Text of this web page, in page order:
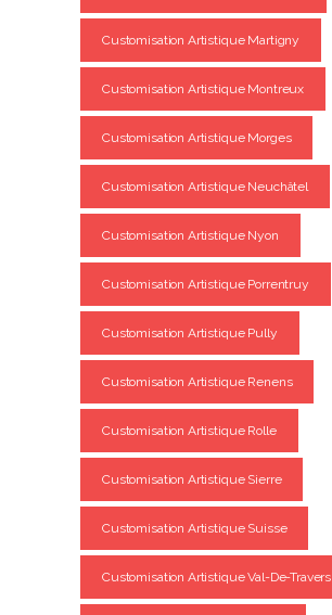
Customisation Artistique Martigny
Customisation Artistique Montreux
Customisation Artistique Morges
Customisation Artistique Neuchâtel
Customisation Artistique Nyon
Customisation Artistique Porrentruy
Customisation Artistique Pully
Customisation Artistique Renens
Customisation Artistique Rolle
Customisation Artistique Sierre
Customisation Artistique Suisse
Customisation Artistique Val-De-Travers